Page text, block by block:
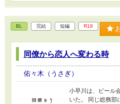
BL 完結 短編 R18
同僚から恋人へ変わる時
佑々木（うさぎ）
小早川は、ビール
いた。 同じ総務部